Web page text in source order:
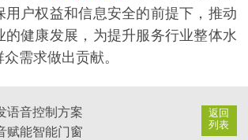
用户权益和信息安全的前提下，推动
的健康发展，为提升服务行业整体水
需求做出贡献。
返回
列表
语音控制方案
赋能智能门窗